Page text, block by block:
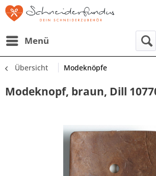
Menü
Übersicht Modeknöpfe
Modeknopf, braun, Dill